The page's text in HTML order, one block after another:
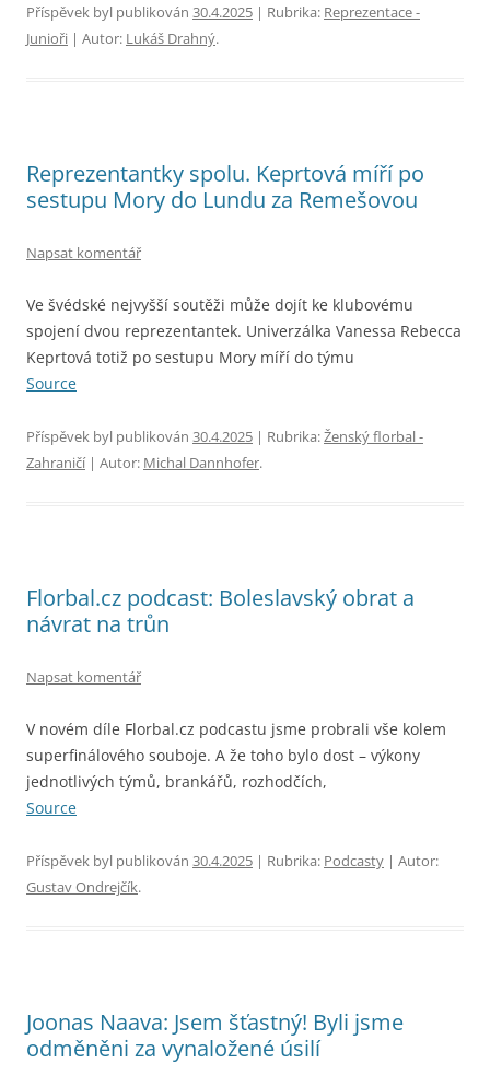
Příspěvek byl publikován 30.4.2025 | Rubrika: Reprezentace -
Junioři | Autor: Lukáš Drahný.
Reprezentantky spolu. Keprtová míří po
sestupu Mory do Lundu za Remešovou
Napsat komentář
Ve švédské nejvyšší soutěži může dojít ke klubovému
spojení dvou reprezentantek. Univerzálka Vanessa Rebecca
Keprtová totiž po sestupu Mory míří do týmu
Source
Příspěvek byl publikován 30.4.2025 | Rubrika:Ženský florbal -
Zahraničí| Autor: Michal Dannhofer.
Florbal.cz podcast: Boleslavský obrat a
návrat na trůn
Napsat komentář
V novém díle Florbal.cz podcastu jsme probrali vše kolem
superfinálového souboje. A že toho bylo dost – výkony
jednotlivých týmů, brankářů, rozhodčích,
Source
Příspěvek byl publikován 30.4.2025 | Rubrika: Podcasty | Autor:
Gustav Ondrejčík.
Joonas Naava: Jsem šťastný! Byli jsme
odměněni za vynaložené úsilí